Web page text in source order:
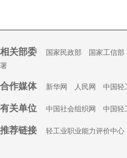
相关部委 国家民政部 国家工信部
署
合作媒体 新华网 人民网 中国轻
有关单位 中国社会组织网 中国轻
推荐链接 轻工业职业能力评价中心